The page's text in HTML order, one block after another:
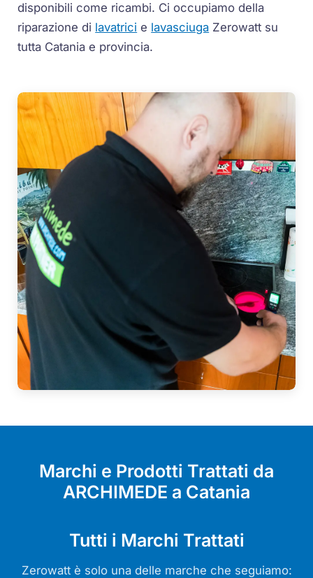
disponibili come ricambi. Ci occupiamo della
riparazione di lavatrici e lavasciuga Zerowatt su
tutta Catania e provincia.
Marchi e Prodotti Trattati da
ARCHIMEDE a Catania
Tutti i Marchi Trattati
Zerowatt è solo una delle marche che seguiamo: